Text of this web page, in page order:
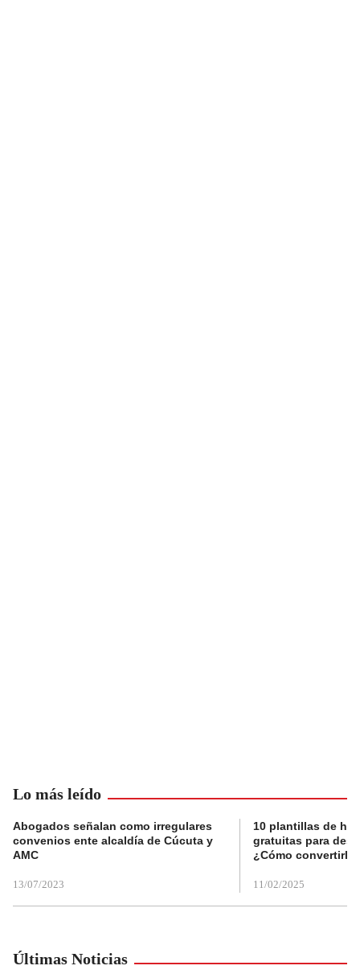
Lo más leído
Abogados señalan como irregulares
convenios ente alcaldía de Cúcuta y
AMC
13/07/2023
10 plantillas de
gratuitas para
¿Cómo convertirla
11/02/2025
Últimas Noticias